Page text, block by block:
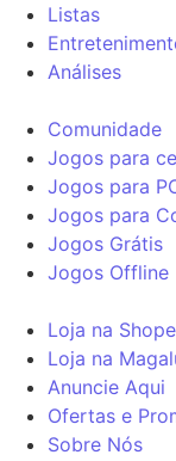
Listas
Análises
Comunidade
Jogos para
Jogos para
Jogos para
Jogos Grátis
Jogos Offline
Loja na
Loja na
Anuncie Aqui
Ofertas e
Sobre Nós